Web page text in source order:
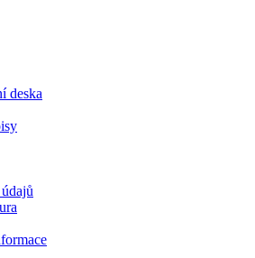
deska